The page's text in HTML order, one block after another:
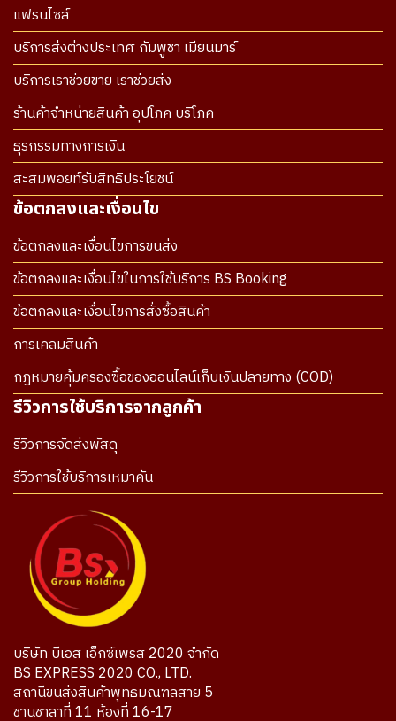
แฟรนไซส์
บริการส่งต่างประเทศ กัมพูชา เมียนมาร์
บริการเราช่วยขาย เราช่วยส่ง
ร้านค้าจำหน่ายสินค้า อุปโภค บริโภค
ธุรกรรมทางการเงิน
สะสมพอยท์รับสิทธิประโยชน์
ข้อตกลงและเงื่อนไข
ข้อตกลงและเงื่อนไขการขนส่ง
ข้อตกลงและเงื่อนไขในการใช้บริการ BS Booking
ข้อตกลงและเงื่อนไขการสั่งซื้อสินค้า
การเคลมสินค้า
กฎหมายคุ้มครองซื้อของออนไลน์เก็บเงินปลายทาง (COD)
รีวิวการใช้บริการจากลูกค้า
รีวิวการจัดส่งพัสดุ
รีวิวการใช้บริการเหมาคัน
บริษัท บีเอส เอ็กซ์เพรส 2020 จำกัด
BS EXPRESS 2020 CO., LTD.
สถานีขนส่งสินค้าพุทธมณฑลสาย 5
ชานชาลาที่ 11 ห้องที่ 16-17